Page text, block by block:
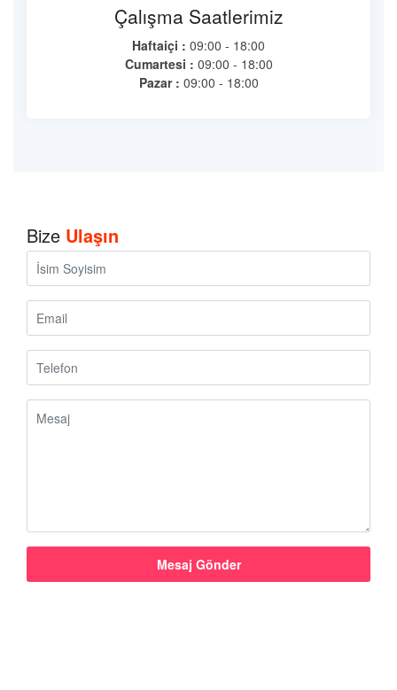
Çalışma Saatlerimiz
Haftaiçi : 09:00 - 18:00
Cumartesi : 09:00 - 18:00
Pazar : 09:00 - 18:00
Bize Ulaşın